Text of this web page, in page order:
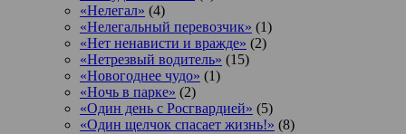
«Нелегал» (4)
«Нелегальный перевозчик» (1)
«Нет ненависти и вражде» (2)
«Нетрезвый водитель» (15)
«Новогоднее чудо» (1)
«Ночь в парке» (2)
«Один день с Росгвардией» (5)
«Один щелчок спасает жизнь!» (8)